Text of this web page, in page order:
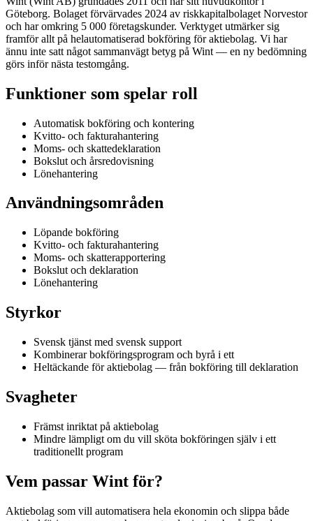
Göteborg. Bolaget förvärvades 2024 av riskkapitalbolaget Norvestor
och har omkring 5 000 företagskunder. Verktyget utmärker sig
framför allt på helautomatiserad bokföring för aktiebolag. Vi har
ännu inte satt något sammanvägt betyg på Wint — en ny bedömning
görs inför nästa testomgång.
Funktioner som spelar roll
Automatisk bokföring och kontering
Kvitto- och fakturahantering
Moms- och skattedeklaration
Bokslut och årsredovisning
Lönehantering
Användningsområden
Löpande bokföring
Kvitto- och fakturahantering
Moms- och skatterapportering
Bokslut och deklaration
Lönehantering
Styrkor
Svensk tjänst med svensk support
Kombinerar bokföringsprogram och byrå i ett
Heltäckande för aktiebolag — från bokföring till deklaration
Svagheter
Främst inriktat på aktiebolag
Mindre lämpligt om du vill sköta bokföringen själv i ett
traditionellt program
Vem passar Wint för?
Aktiebolag som vill automatisera hela ekonomin och slippa både